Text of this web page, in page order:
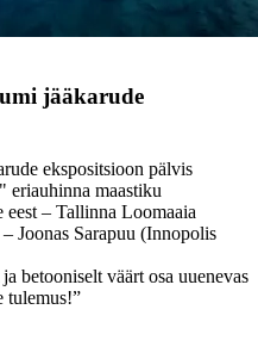
jääkarude
ekspositsioon pälvis
eriauhinna maastiku
eest – Tallinna Loomaaia
Joonas Sarapuu (Innopolis
betooniselt väärt osa uuenevas
tulemus!”